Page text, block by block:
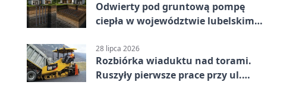
Odwierty pod gruntową pompę
ciepła w województwie lubelskim -
28 lipca 2026
Rozbiórka wiaduktu nad torami.
Ruszyły pierwsze prace przy ul.